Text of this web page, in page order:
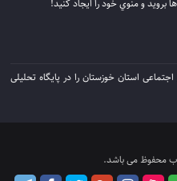
و منوي خود را ايجاد كنيد!
استان خوزستان را در پایگاه تحلیلی
محفوظ می باشد.